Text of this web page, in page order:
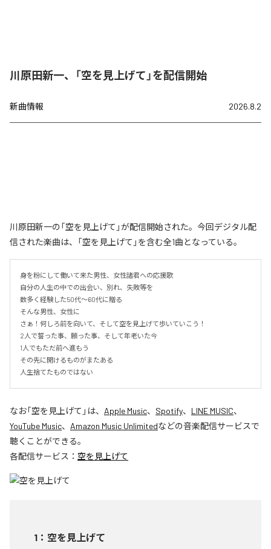
川原田新一、「空を見上げて」を配信開始
新曲情報 2026.8.2
川原田新一の「空を見上げて」が配信開始された。今回デジタル配
信された楽曲は、「空を見上げて」を含む全1曲となっている。
身を粉にして働いて来た男性、女性諸君への応援歌
自分の人生の中での出会い、別れ、失敗等を
数多く経験した50代〜60代に贈る
そんな男性、女性に
さぁ！何しろ前を向いて、そして空を見上げて歩いていこう！
2人で誓った事、願った事、そして年老いた今
1人でもただ前へ進もう
その先に開けるものがまたある
人生捨てたものではない
なお「空を見上げて 」は、 Apple Music、 Spotify、 LINE MUSIC、
YouTube Music、 Amazon Music Unlimitedなどの音楽配信サービスで
聴くことができる。
各配信サービス： 空を見上げて
1 ： 空を見上げて